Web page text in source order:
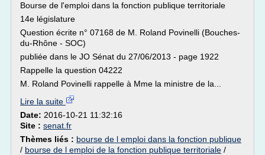
Bourse de l'emploi dans la fonction publique territoriale
14e législature
Question écrite n° 07168 de M. Roland Povinelli (Bouches-
du-Rhône - SOC)
publiée dans le JO Sénat du 27/06/2013 - page 1922
Rappelle la question 04222
M. Roland Povinelli rappelle à Mme la ministre de la...
Lire la suite
Date: 2016-10-21 11:32:16
Site : senat.fr
Thèmes liés : bourse de l emploi dans la fonction publique
/ bourse de l emploi de la fonction publique territoriale /